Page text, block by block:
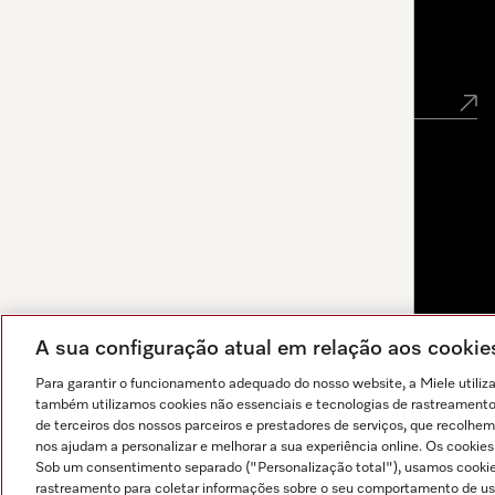
As respostas são geradas por IA. O nosso assistente pode
A sua configuração atual em relação aos
Para garantir o funcionamento adequado do nosso website, a Miele
também utilizamos cookies não essenciais e tecnologias de
de terceiros dos nossos parceiros e prestadores de serviços, que
nos ajudam a personalizar e melhorar a sua experiência online. Os
Sob um consentimento separado ("Personalização total"), usamos
rastreamento para coletar informações sobre o seu comportamento de